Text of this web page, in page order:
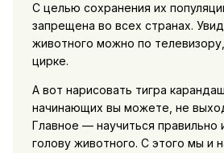
С целью сохранения их
запрещена во всех странах.
животного можно по
цирке.
А вот нарисовать тигра
начинающих вы можете, не
Главное — научиться правильно
голову животного. С этого мы и